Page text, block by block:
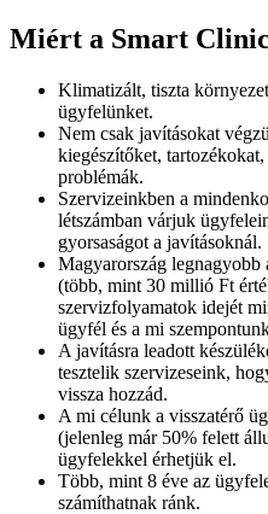
Miért a Smart
Klimatizált, tiszta
ügyfelünket.
Nem csak javításokat
kiegészítőket,
problémák.
Szervizeinkben a
létszámban várjuk
gyorsaságot a javításoknál.
Magyarország legnagyobb
(több, mint 30 millió Ft
szervizfolyamatok idejét
ügyfél és a mi
A javításra leadott
tesztelik szervizeseink,
vissza hozzád.
A mi célunk a visszatérő
(jelenleg már 50% felett
ügyfelekkel érhetjük el.
Több, mint 8 éve az
számíthatnak ránk.